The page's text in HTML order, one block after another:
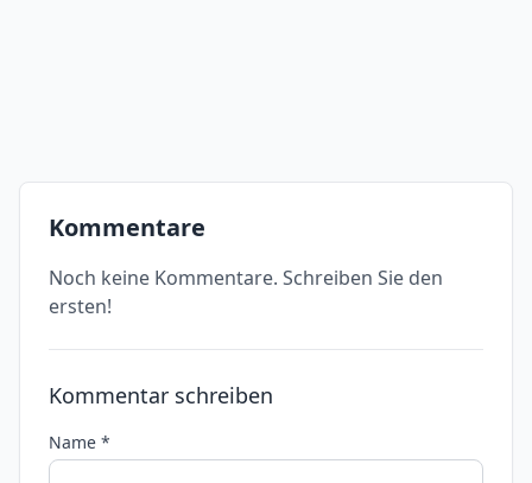
Kommentare
Noch keine Kommentare. Schreiben Sie den
ersten!
Kommentar schreiben
Name *